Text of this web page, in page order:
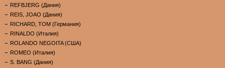
REFBJERG (Дания)
REIS, JOAO (Дания)
RICHARD, TOM (Германия)
RINALDO (Италия)
ROLANDO NEGOITA (США)
ROMEO (Италия)
S. BANG (Дания)